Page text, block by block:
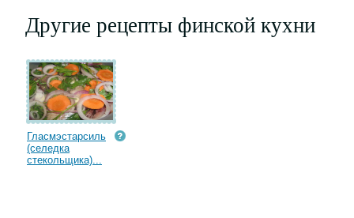
Другие рецепты финской кухни
Гласмэстарсиль
(селедка
стекольщика)...